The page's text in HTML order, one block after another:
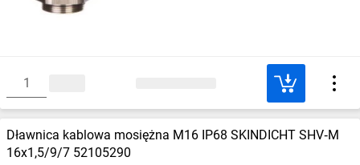
Dławnica kablowa mosiężna M16 IP68 SKINDICHT SHV‑M
16x1,5/9/7 52105290